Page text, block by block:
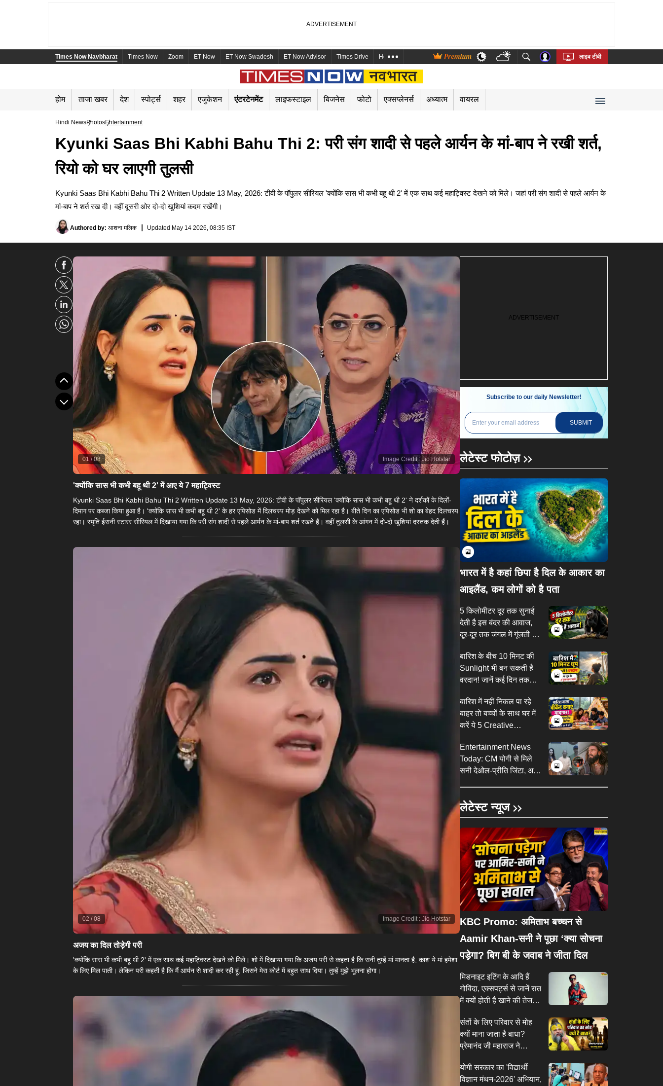
Times Now Navbharat Times Now Zoom ET Now ET Now Swadesh ET Now Advisor Times Drive Health and Me Marathi Bengali Telugu Tamil Kannada Malayalam
लाइव टीवी
होम ताजा खबर देश स्पोर्ट्स शहर एजुकेशन एंटरटेनमेंट लाइफस्टाइल बिजनेस फोटो एक्सप्लेनर्स अध्यात्म वायरल
Hindi NewsPhotosEntertainment
Kyunki Saas Bhi Kabhi Bahu Thi 2: परी संग शादी से पहले आर्यन के मां-बाप ने रखी शर्त,
रियो को घर लाएगी तुलसी
Kyunki Saas Bhi Kabhi Bahu Thi 2 Written Update 13 May, 2026: टीवी के पॉपुलर सीरियल 'क्योंकि सास भी कभी बहू थी 2' में एक साथ कई महाट्विस्ट देखने को मिले। जहां परी संग शादी से पहले आर्यन के
मां-बाप ने शर्त रख दी। वहीं दूसरी ओर दो-दो खुशियां कदम रखेंगी।
Authored by: आशना मलिक Updated May 14 2026, 08:35 IST
Image Credit: Jio Hotstar
01 /08
'क्योंकि सास भी कभी बहू थी 2' में आए ये 7 महाट्विस्ट
Kyunki Saas Bhi Kabhi Bahu Thi 2 Written Update 13 May, 2026: टीवी के पॉपुलर सीरियल 'क्योंकि सास भी कभी बहू थी 2' ने दर्शकों के दिलों-
दिमाग पर कब्जा किया हुआ है। 'क्योंकि सास भी कभी बहू थी 2' के हर एपिसोड में दिलचस्प मोड़ देखने को मिल रहा है। बीते दिन का एपिसोड भी शो का बेहद दिलचस्प
रहा। स्मृति ईरानी स्टारर सीरियल में दिखाया गया कि परी संग शादी से पहले आर्यन के मां-बाप शर्त रखते हैं। वहीं तुलसी के आंगन में दो-दो खुशियां दस्तक देती हैं।
Image Credit: Jio Hotstar
02 /08
अजय का दिल तोड़ेगी परी
​'क्योंकि सास भी कभी बहू थी 2' में एक साथ कई महाट्विस्ट देखने को मिले। शो में दिखाया गया कि अजय परी से कहता है कि सनी तुम्हें मां मानता है, काश ये मां हमेशा
के लिए मिल पाती। लेकिन परी कहती है कि मैं आर्यन से शादी कर रही हूं, जिसने मेरा कोर्ट में बहुत साथ दिया। तुम्हें मुझे भूलना होगा।​
Subscribe to our daily Newsletter!
SUBMIT
लेटेस्ट फोटोज़
भारत में है कहां छिपा है दिल के आकार का
आइलैंड, कम लोगों को है पता
5 किलोमीटर दूर तक सुनाई
देती है इस बंदर की आवाज,
दूर-दूर तक जंगल में गूंजती है
बारिश के बीच 10 मिनट की
Sunlight भी बन सकती है
वरदान! जानें कई दिन तक
बारिश में नहीं निकल पा रहे
बाहर तो बच्चों के साथ घर में
करें ये 5 Creative
वीकेंड
Entertainment News
Today: CM योगी से मिले
सनी देओल-प्रीति जिंटा, असम
लेटेस्ट न्यूज
KBC Promo: अमिताभ बच्चन से
Aamir Khan-सनी ने पूछा ‘क्या सोचना
पड़ेगा? बिग बी के जवाब ने जीता दिल
मिडनाइट इटिंग के आदि हैं
गोविंदा, एक्सपर्ट्स से जानें रात
में क्यों होती है खाने की तेज
संतों के लिए परिवार से मोह
क्यों माना जाता है बाधा?
प्रेमानंद जी महाराज ने
योगी सरकार का 'विद्यार्थी
विज्ञान मंथन-2026' अभियान,